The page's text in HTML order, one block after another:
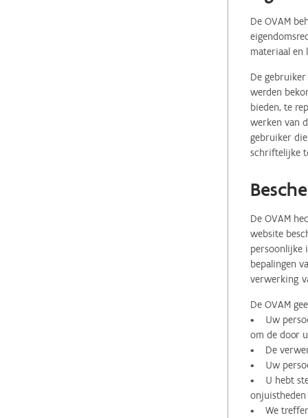
De OVAM
materiaal en
De
werden
bieden, te
werken van
gebruiker
schriftelijke
De OVAM
website
persoonlijke
bepalingen
verwerking
De OVAM
• Uw
om de door
• De
• Uw
• U hebt
onjuistheden
• We treffen